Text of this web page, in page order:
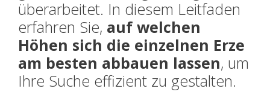
überarbeitet. In diesem Leitfaden
erfahren Sie, auf welchen
Höhen sich die einzelnen Erze
am besten abbauen lassen, um
Ihre Suche effizient zu gestalten.